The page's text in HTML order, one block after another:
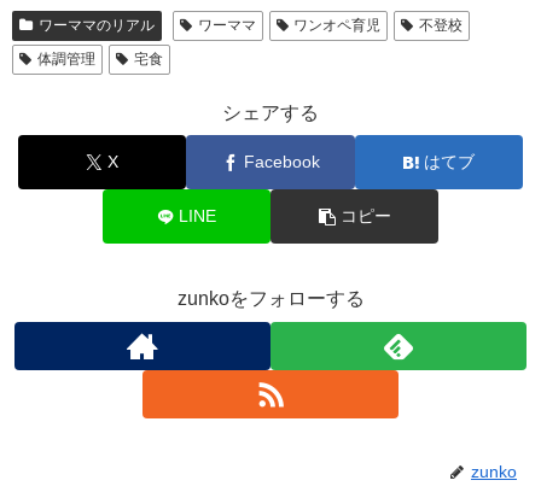
ワーママのリアル ワーママ ワンオペ育児
不登校
体調管理
宅食
シェアする
X Facebook はてブ
LINE コピー
zunkoをフォローする
zunko